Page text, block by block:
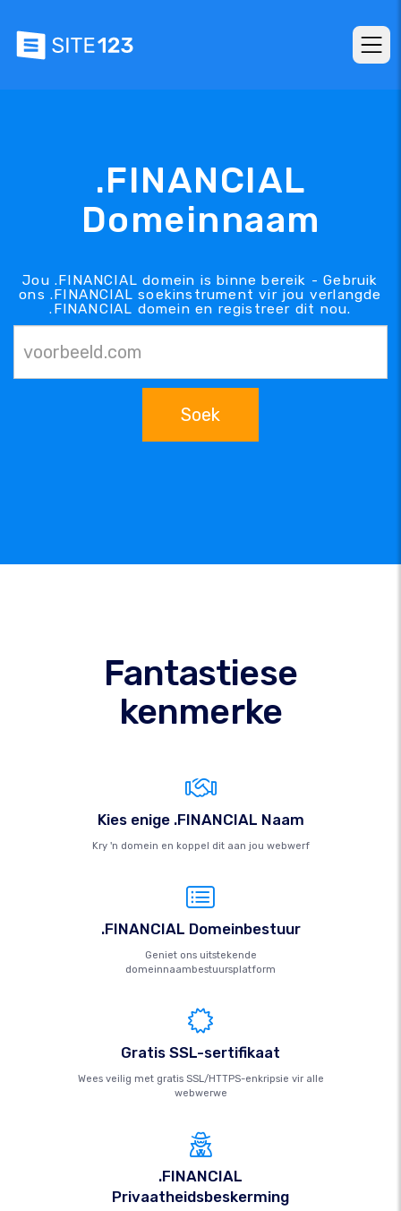
.FINANCIAL
Domeinnaam
Jou .FINANCIAL domein is binne bereik - Gebruik
ons .FINANCIAL soekinstrument vir jou verlangde
.FINANCIAL domein en registreer dit nou.
Soek
Fantastiese
kenmerke
Kies enige .FINANCIAL Naam
Kry 'n domein en koppel dit aan jou webwerf
.FINANCIAL Domeinbestuur
Geniet ons uitstekende
domeinnaambestuursplatform
Gratis SSL-sertifikaat
Wees veilig met gratis SSL/HTTPS-enkripsie vir alle
webwerwe
.FINANCIAL
Privaatheidsbeskerming